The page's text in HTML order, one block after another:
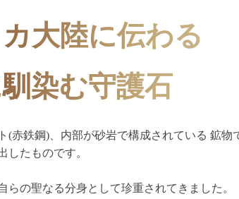
大陸に伝わる
染む守護石
(赤鉄鋼)、内部が砂岩で構成されている 鉱物
したものです。
の聖なる分身として珍重されてきました。